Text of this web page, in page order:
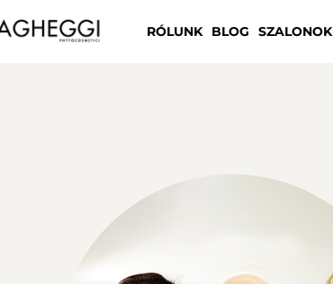
RÓLUNK BLOG SZALONOK